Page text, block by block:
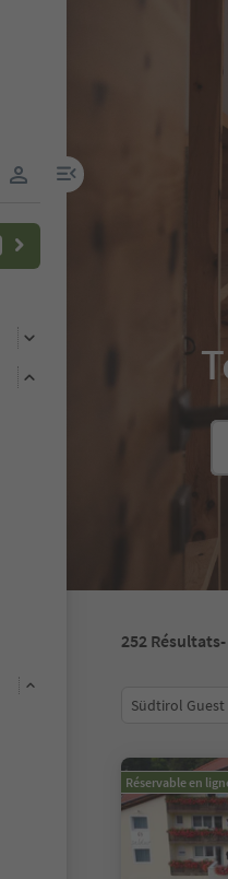
lien utilisateur
lien menu
252 Résultats
Südtirol Guest
Réservable en